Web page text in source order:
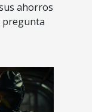
ahorros
pregunta